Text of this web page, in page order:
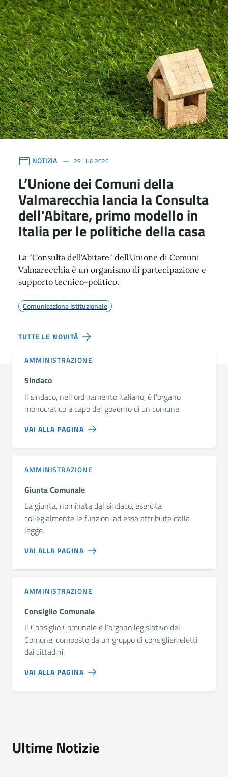
NOTIZIA 29 LUG 2026
L’Unione dei Comuni della
Valmarecchia lancia la Consulta
dell’Abitare, primo modello in
Italia per le politiche della casa
La "Consulta dell'Abitare" dell'Unione di Comuni
Valmarecchia è un organismo di partecipazione e
supporto tecnico-politico.
Comunicazione istituzionale
TUTTE LE NOVITÀ
AMMINISTRAZIONE
Sindaco
Il sindaco, nell'ordinamento italiano, è l'organo
monocratico a capo del governo di un comune.
VAI ALLA PAGINA
AMMINISTRAZIONE
Giunta Comunale
La giunta, nominata dal sindaco, esercita
collegialmente le funzioni ad essa attribuite dalla
legge.
VAI ALLA PAGINA
AMMINISTRAZIONE
Consiglio Comunale
Il Consiglio Comunale è l'organo legislativo del
Comune, composto da un gruppo di consiglieri eletti
dai cittadini.
VAI ALLA PAGINA
Ultime Notizie